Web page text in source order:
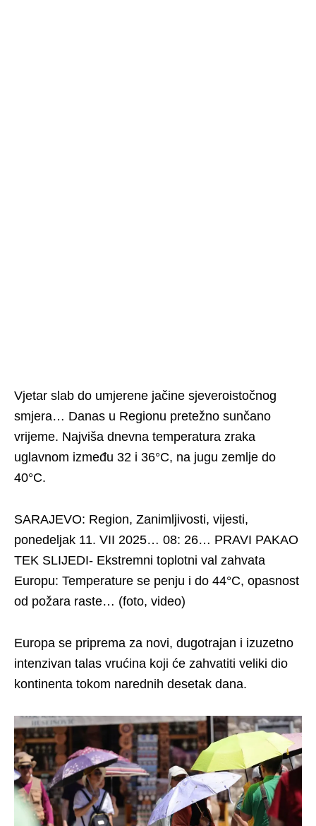
Vjetar slab do umjerene jačine sjeveroistočnog
smjera… Danas u Regionu pretežno sunčano
vrijeme. Najviša dnevna temperatura zraka
uglavnom između 32 i 36°C, na jugu zemlje do
40°C.
SARAJEVO: Region, Zanimljivosti, vijesti,
ponedeljak 11. VII 2025… 08: 26… PRAVI PAKAO
TEK SLIJEDI- Ekstremni toplotni val zahvata
Europu: Temperature se penju i do 44°C, opasnost
od požara raste… (foto, video)
Europa se priprema za novi, dugotrajan i izuzetno
intenzivan talas vrućina koji će zahvatiti veliki dio
kontinenta tokom narednih desetak dana.